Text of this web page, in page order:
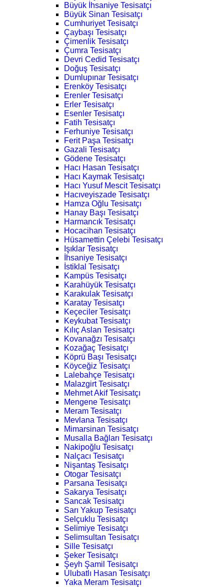
Büyük İhsaniye Tesisatçı
Büyük Sinan Tesisatçı
Cumhuriyet Tesisatçı
Çaybaşı Tesisatçı
Çimenlik Tesisatçı
Çumra Tesisatçı
Devri Cedid Tesisatçı
Doğuş Tesisatçı
Dumlupınar Tesisatçı
Erenköy Tesisatçı
Erenler Tesisatçı
Erler Tesisatçı
Esenler Tesisatçı
Fatih Tesisatçı
Ferhuniye Tesisatçı
Ferit Paşa Tesisatçı
Gazali Tesisatçı
Gödene Tesisatçı
Hacı Hasan Tesisatçı
Hacı Kaymak Tesisatçı
Hacı Yusuf Mescit Tesisatçı
Hacıveyiszade Tesisatçı
Hamza Oğlu Tesisatçı
Hanay Başı Tesisatçı
Harmancık Tesisatçı
Hocacihan Tesisatçı
Hüsamettin Çelebi Tesisatçı
Işıklar Tesisatçı
İhsaniye Tesisatçı
İstiklal Tesisatçı
Kampüs Tesisatçı
Karahüyük Tesisatçı
Karakulak Tesisatçı
Karatay Tesisatçı
Keçeciler Tesisatçı
Keykubat Tesisatçı
Kılıç Aslan Tesisatçı
Kovanağzı Tesisatçı
Kozağaç Tesisatçı
Köprü Başı Tesisatçı
Köyceğiz Tesisatçı
Lalebahçe Tesisatçı
Malazgirt Tesisatçı
Mehmet Akif Tesisatçı
Mengene Tesisatçı
Meram Tesisatçı
Mevlana Tesisatçı
Mimarsinan Tesisatçı
Musalla Bağları Tesisatçı
Nakipoğlu Tesisatçı
Nalçacı Tesisatçı
Nişantaş Tesisatçı
Otogar Tesisatçı
Parsana Tesisatçı
Sakarya Tesisatçı
Sancak Tesisatçı
Sarı Yakup Tesisatçı
Selçuklu Tesisatçı
Selimiye Tesisatçı
Selimsultan Tesisatçı
Sille Tesisatçı
Şeker Tesisatçı
Şeyh Şamil Tesisatçı
Ulubatlı Hasan Tesisatçı
Yaka Meram Tesisatçı